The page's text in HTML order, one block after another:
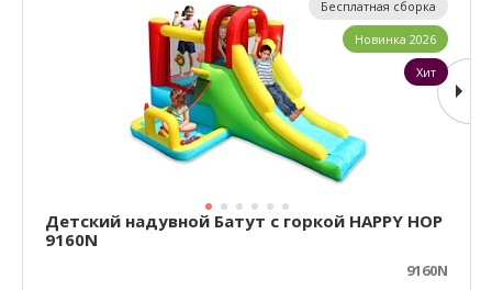
Детский надувной Батут с горкой HAPPY HOP
9160N
9160N
Бесплатная сборка
Новинка 2026
Хит